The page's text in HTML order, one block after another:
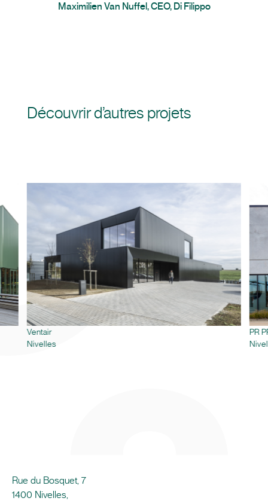
Maximilien Van Nuffel, CEO, Di Filippo
Découvrir d’autres projets
Ventair
Nivelles
PR
Rue du Bosquet, 7
1400 Nivelles,